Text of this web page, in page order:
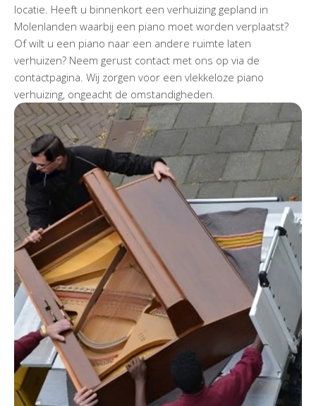
locatie. Heeft u binnenkort een verhuizing gepland in
Molenlanden waarbij een piano moet worden verplaatst?
Of wilt u een piano naar een andere ruimte laten
verhuizen? Neem gerust contact met ons op via de
contactpagina. Wij zorgen voor een vlekkeloze piano
verhuizing, ongeacht de omstandigheden.